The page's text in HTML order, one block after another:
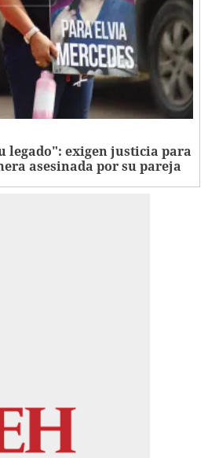
legado": exigen justicia para
asesinada por su pareja